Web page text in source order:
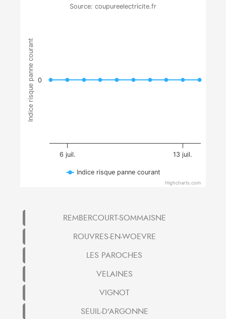
Indice risque panne courant
Source: coupureelectricite.fr
6 juil. 13 juil.
0
Indice risque panne courant
Highcharts.com
REMBERCOURT-SOMMAISNE
ROUVRES-EN-WOEVRE
LES PAROCHES
VELAINES
VIGNOT
SEUIL-D'ARGONNE